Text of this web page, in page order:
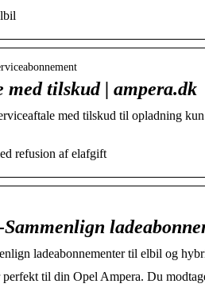
med tilskud | ampera.dk
med tilskud til opladning
refusion af elafgift
Sammenlign
ladeabonnementer til elbil og
perfekt til din Opel Ampera. Du